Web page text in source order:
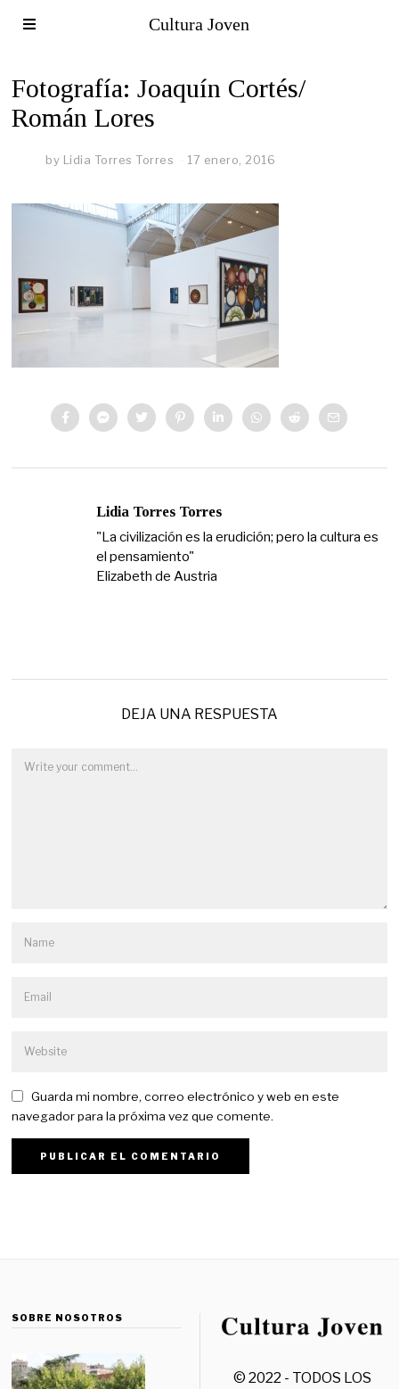
Cultura Joven
Fotografía: Joaquín Cortés/
Román Lores
by Lidia Torres Torres 17 enero, 2016
Lidia Torres Torres
"La civilización es la erudición; pero la cultura es
el pensamiento"
Elizabeth de Austria
DEJA UNA RESPUESTA
Guarda mi nombre, correo electrónico y web en este
navegador para la próxima vez que comente.
SOBRE NOSOTROS
© 2022 - TODOS LOS